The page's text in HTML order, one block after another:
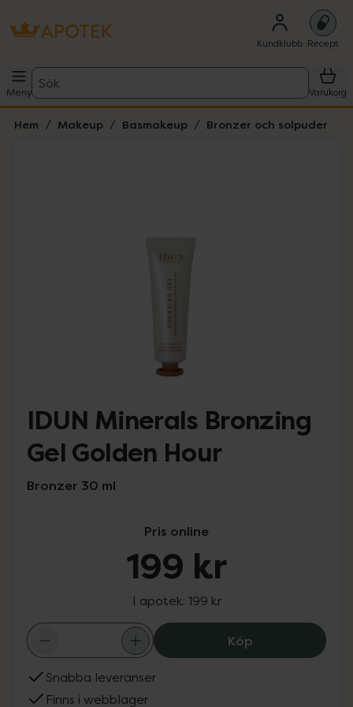
Kundklubb Recept
Meny
Sök
Varukorg
Hem Makeup Basmakeup Bronzer och solpuder
IDUN Minerals Bronzing
Gel Golden Hour
Bronzer 30 ml
Pris online
199 kr
I apotek: 199 kr
KöpIDUN Minerals
Snabba leveranser
Finns i webblager